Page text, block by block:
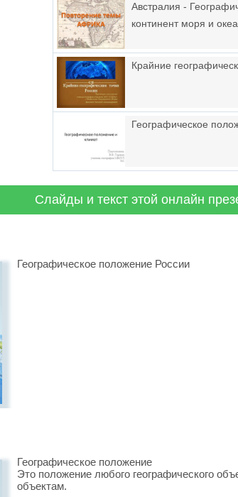
Австралия -
континент моря и
Крайние
Географическое
Слайды и текст этой онлайн
Географическое положение России
Географическое положение
Это положение любого географического
объектам.